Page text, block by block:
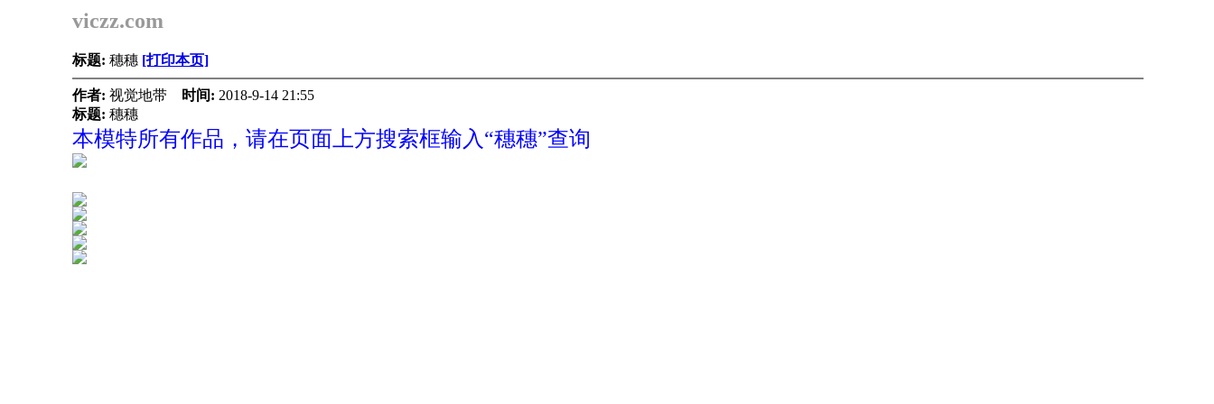
viczz.com
标题: 穗穗 [打印本页]
作者: 视觉地带 时间: 2018-9-14 21:55
标题: 穗穗
本模特所有作品，请在页面上方搜索框输入“穗穗”查询